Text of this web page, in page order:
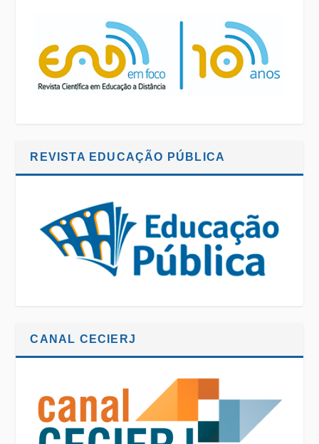
REVISTA EDUCAÇÃO PÚBLICA
CANAL CECIERJ